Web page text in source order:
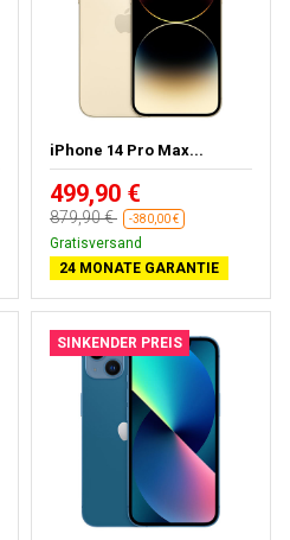
iPhone 14 Pro Max...
499,90 €
879,90 € -380,00 €
Kostenloses Geschenk
24 MONATE GARANTIE
SINKENDER PREIS